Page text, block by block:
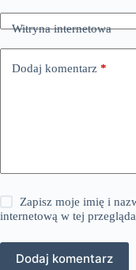
Witryna internetowa
Dodaj komentarz *
Zapisz moje imię i
internetową w tej
Dodaj komentarz